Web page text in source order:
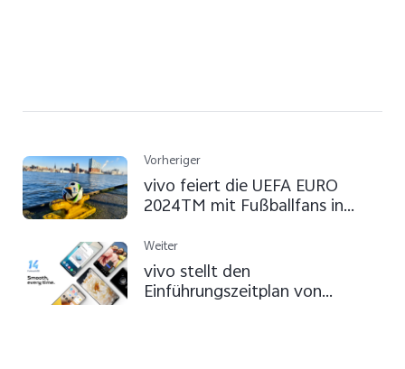
Vorheriger
vivo feiert die UEFA EURO
2024TM mit Fußballfans in
Weiter
vivo stellt den
Einführungszeitplan von